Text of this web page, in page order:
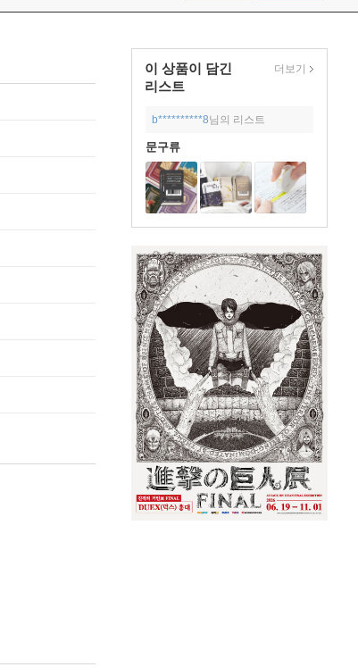
이 상품이 담긴
리스트
더보기
b**********8님의 리스트
문구류